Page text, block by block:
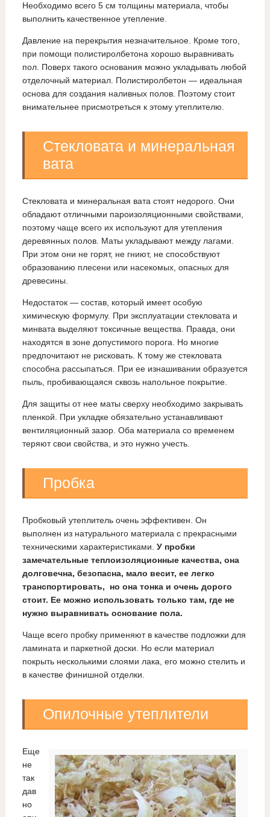
Необходимо всего 5 см толщины материала, чтобы
выполнить качественное утепление.
Давление на перекрытия незначительное. Кроме того,
при помощи полистиролбетона хорошо выравнивать
пол. Поверх такого основания можно укладывать любой
отделочный материал. Полистиролбетон — идеальная
основа для создания наливных полов. Поэтому стоит
внимательнее присмотреться к этому утеплителю.
Стекловата и минеральная
вата
Стекловата и минеральная вата стоят недорого. Они
обладают отличными пароизоляционными свойствами,
поэтому чаще всего их используют для утепления
деревянных полов. Маты укладывают между лагами.
При этом они не горят, не гниют, не способствуют
образованию плесени или насекомых, опасных для
древесины.
Недостаток — состав, который имеет особую
химическую формулу. При эксплуатации стекловата и
минвата выделяют токсичные вещества. Правда, они
находятся в зоне допустимого порога. Но многие
предпочитают не рисковать. К тому же стекловата
способна рассыпаться. При ее изнашивании образуется
пыль, пробивающаяся сквозь напольное покрытие.
Для защиты от нее маты сверху необходимо закрывать
пленкой. При укладке обязательно устанавливают
вентиляционный зазор. Оба материала со временем
теряют свои свойства, и это нужно учесть.
Пробка
Пробковый утеплитель очень эффективен. Он
выполнен из натурального материала с прекрасными
техническими характеристиками. У пробки
замечательные теплоизоляционные качества, она
долговечна, безопасна, мало весит, ее легко
транспортировать, но она тонка и очень дорого
стоит. Ее можно использовать только там, где не
нужно выравнивать основание пола.
Чаще всего пробку применяют в качестве подложки для
ламината и паркетной доски. Но если материал
покрыть несколькими слоями лака, его можно стелить и
в качестве финишной отделки.
Опилочные утеплители
Еще
не
так
дав
но